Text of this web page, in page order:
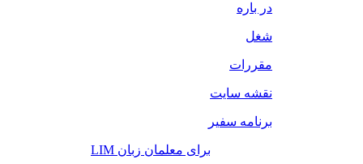
در باره
شغل
مقررات
نقشه سایت
برنامه سفیر
LIM برای معلمان زبان